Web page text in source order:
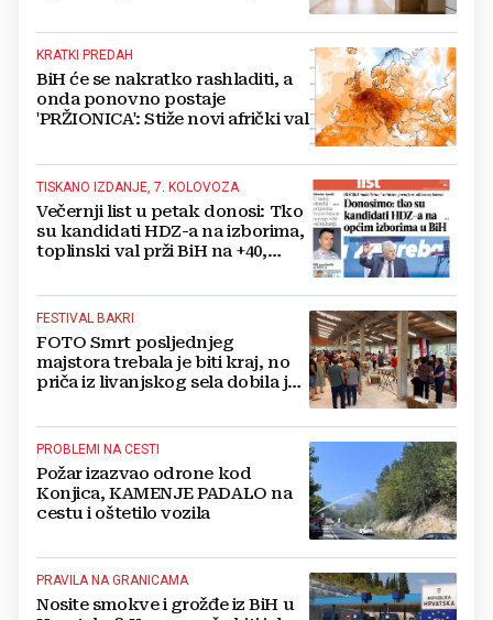
KRATKI PREDAH
BiH će se nakratko rashladiti, a
onda ponovno postaje
'PRŽIONICA': Stiže novi afrički val
TISKANO IZDANJE, 7. KOLOVOZA
Večernji list u petak donosi: Tko
su kandidati HDZ-a na izborima,
toplinski val prži BiH na +40,
FESTIVAL BAKRI
FOTO Smrt posljednjeg
majstora trebala je biti kraj, no
priča iz livanjskog sela dobila je
PROBLEMI NA CESTI
Požar izazvao odrone kod
Konjica, KAMENJE PADALO na
cestu i oštetilo vozila
PRAVILA NA GRANICAMA
Nosite smokve i grožđe iz BiH u